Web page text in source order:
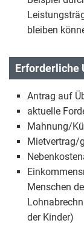
bleiben
Erforderliche
Antrag auf
aktuelle
Mahnung/
Mietvertrag/
Menschen
der Kinder)